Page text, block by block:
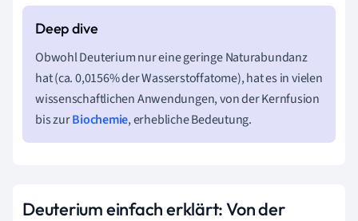
Obwohl Deuterium nur eine geringe Naturabundanz
hat (ca. 0,0156% der Wasserstoffatome), hat es in vielen
wissenschaftlichen Anwendungen, von der Kernfusion
bis zurBiochemie, erhebliche Bedeutung.
Deuterium einfach erklärt: Von der